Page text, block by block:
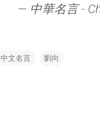
— 中華名言 -
中文名言 劉向